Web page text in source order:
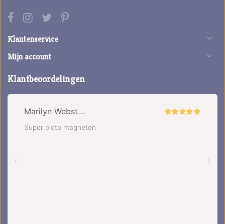
Klantenservice
Mijn account
Klantbeoordelingen